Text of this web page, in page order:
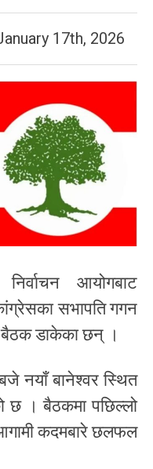
17th, 2026
आयोगबाट
सभापति गगन
बैठक डाकेका छन् ।
नयाँ बानेश्वर स्थित
छ । बैठकमा पछिल्लो
कदमबारे छलफल